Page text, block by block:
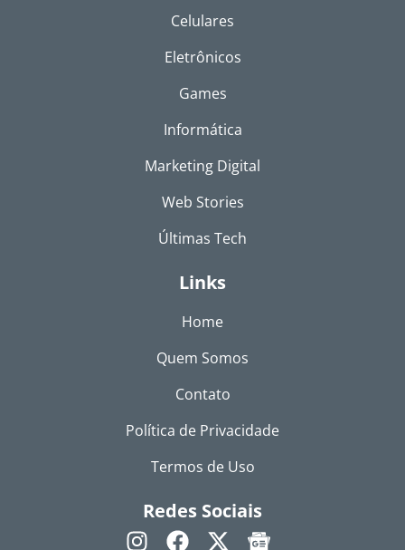
Celulares
Eletrônicos
Games
Informática
Marketing Digital
Web Stories
Últimas Tech
Links
Home
Quem Somos
Contato
Política de Privacidade
Termos de Uso
Redes Sociais